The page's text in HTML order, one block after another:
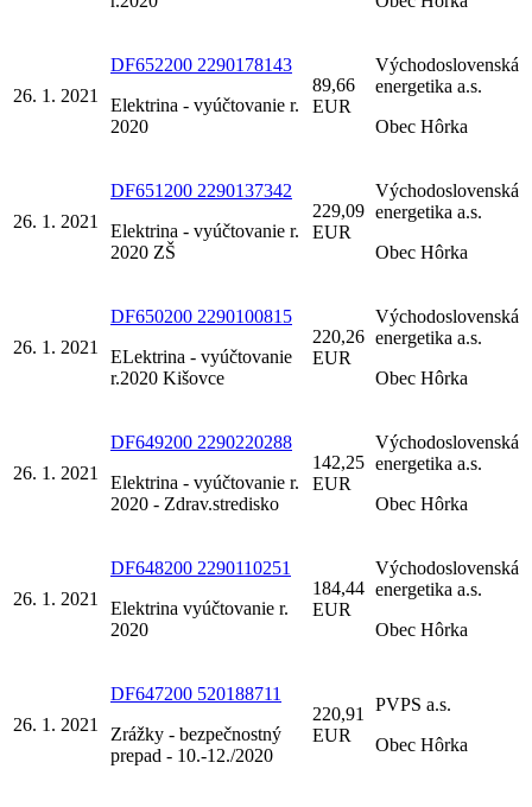
26. 1. 2021
DF652200 2290178143
Elektrina - vyúčtovanie r.
2020
89,66
EUR
Východoslovenská
energetika a.s.
Obec Hôrka
26. 1. 2021
DF651200 2290137342
Elektrina - vyúčtovanie r.
2020 ZŠ
229,09
EUR
Východoslovenská
energetika a.s.
Obec Hôrka
26. 1. 2021
DF650200 2290100815
ELektrina - vyúčtovanie
r.2020 Kišovce
220,26
EUR
Východoslovenská
energetika a.s.
Obec Hôrka
26. 1. 2021
DF649200 2290220288
Elektrina - vyúčtovanie r.
2020 - Zdrav.stredisko
142,25
EUR
Východoslovenská
energetika a.s.
Obec Hôrka
26. 1. 2021
DF648200 2290110251
Elektrina vyúčtovanie r.
2020
184,44
EUR
Východoslovenská
energetika a.s.
Obec Hôrka
26. 1. 2021
DF647200 520188711
Zrážky - bezpečnostný
prepad - 10.-12./2020
220,91
EUR
PVPS a.s.
Obec Hôrka